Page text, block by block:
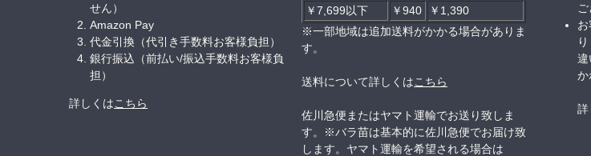
せん）
Amazon Pay
代金引換（代引き手数料お客様負担）
銀行振込（前払い/振込手数料お客様負
担）
詳しくはこちら
￥7,699以下
￥940
￥1,390
※一部地域は追加送料がかかる場合がありま
す。
送料について詳しくはこちら
佐川急便またはヤマト運輸でお送り致しま
す。※バラ苗は基本的に佐川急便でお届け致
します。ヤマト運輸を希望される場合は
違
か
詳